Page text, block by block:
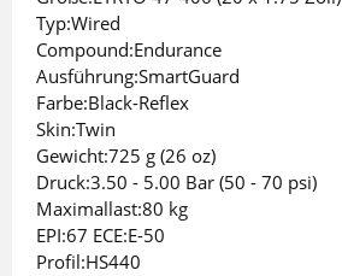
Typ:Wired
Compound:Endurance
Ausführung:SmartGuard
Farbe:Black-Reflex
Skin:Twin
Gewicht:725 g (26 oz)
Druck:3.50 - 5.00 Bar (50 - 70 psi)
Maximallast:80 kg
EPI:67 ECE:E-50
Profil:HS440